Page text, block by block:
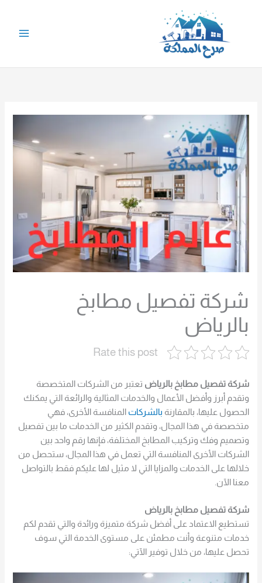
شركة تفصيل مطابخ
بالرياض
Rate this post
شركة تفصيل مطابخ بالرياض تعتبر من الشركات المتخصصة
وتقدم أبرز وأفضل الأعمال والخدمات المثالية والرائعة التي يمكنك
الحصول عليها، بالمقارنة بالشركات المنافسة الأخرى، فهي
متخصصة في هذا المجال، وتقدم الكثير من الخدمات ما بين تفصيل
وتصميم وفك وتركيب المطابخ المختلفة، فإنها رقم واحد بين
الشركات الأخرى المنافسة التي تعمل في هذا المجال، ستحصل من
خلالها على الخدمات والمزايا التي لا مثيل لها عليكم فقط بالتواصل
معنا الآن.
شركة تفصيل مطابخ بالرياض
تستطيع الاعتماد على أفضل شركة متميزة ورائدة والتي تقدم لكم
خدمات متنوعة وأنت مطمئن على مستوى الخدمة التي سوف
تحصل عليها، من خلال توفير الآتي: